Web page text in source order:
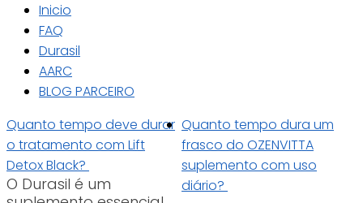
Inicio
FAQ
Durasil
AARC
BLOG PARCEIRO
Quanto tempo deve durar
o tratamento com Lift
Detox Black?
Quanto tempo dura um
frasco do OZENVITTA
suplemento com uso
diário?
O Durasil é um